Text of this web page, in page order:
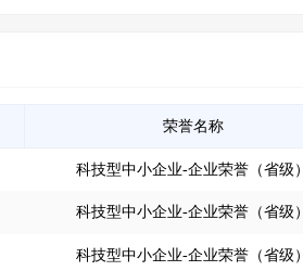
荣誉名称
科技型中小企业-企业荣誉（省级）
科技型中小企业-企业荣誉（省级）
科技型中小企业-企业荣誉（省级）